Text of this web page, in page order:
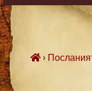
Skip
to
content
›